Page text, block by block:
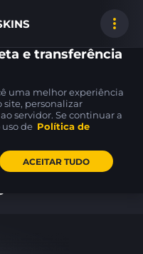
26 P250
Re.built
e transferência
uma melhor experiência
site, personalizar
servidor. Se continuar a
uso de Política de
ACEITAR TUDO